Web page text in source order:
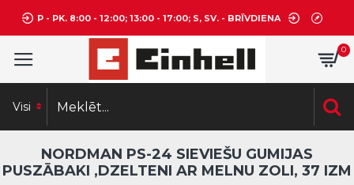
P - PK. 8:00 - 12:00; 13:00 - 17:00; S, SV. - BRĪVDIENA
0
Visi
NORDMAN PS-24 SIEVIEŠU GUMIJAS
PUSZĀBAKI ,DZELTENI AR MELNU ZOLI, 37 IZM